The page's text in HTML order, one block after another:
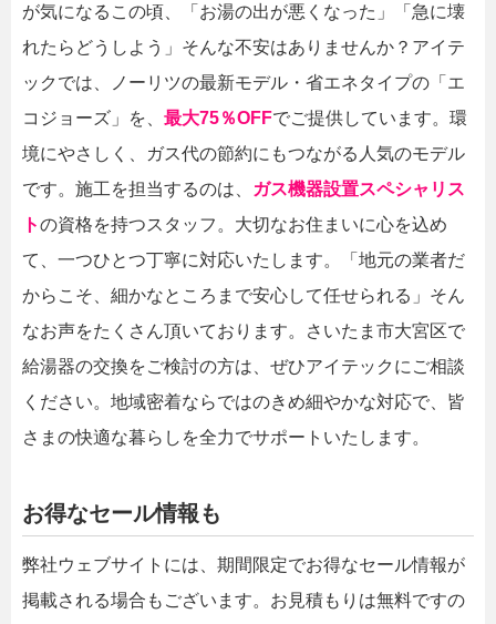
が気になるこの頃、「お湯の出が悪くなった」「急に壊
れたらどうしよう」そんな不安はありませんか？アイテ
ックでは、ノーリツの最新モデル・省エネタイプの「エ
コジョーズ」を、 最大75％OFFでご提供しています。環
境にやさしく、ガス代の節約にもつながる人気のモデル
です。施工を担当するのは、
ガス機器設置スペシャリス
トの資格を持つスタッフ。大切なお住まいに心を込め
て、一つひとつ丁寧に対応いたします。「地元の業者だ
からこそ、細かなところまで安心して任せられる」そん
なお声をたくさん頂いております。さいたま市大宮区で
給湯器の交換をご検討の方は、ぜひアイテックにご相談
ください。地域密着ならではのきめ細やかな対応で、皆
さまの快適な暮らしを全力でサポートいたします。
お得なセール情報も
弊社ウェブサイトには、期間限定でお得なセール情報が
掲載される場合もございます。お見積もりは無料ですの